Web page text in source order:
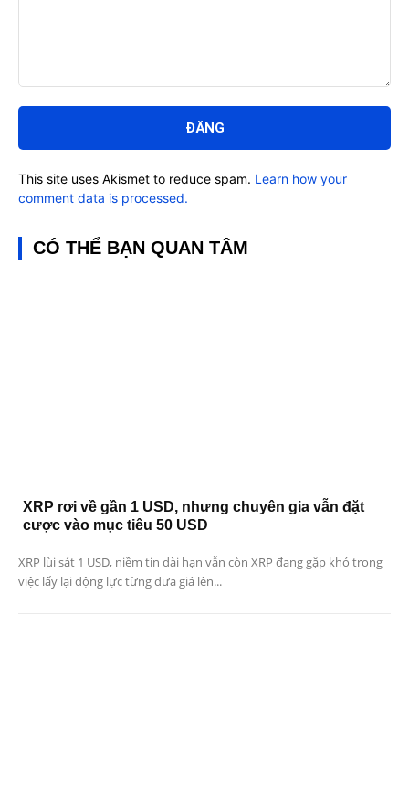
luận:
This site uses Akismet to reduce spam. Learn how your
comment data is processed.
CÓ THỂ BẠN QUAN TÂM
XRP rơi về gần 1 USD, nhưng chuyên gia vẫn đặt
cược vào mục tiêu 50 USD
XRP lùi sát 1 USD, niềm tin dài hạn vẫn còn XRP đang gặp khó trong
việc lấy lại động lực từng đưa giá lên...